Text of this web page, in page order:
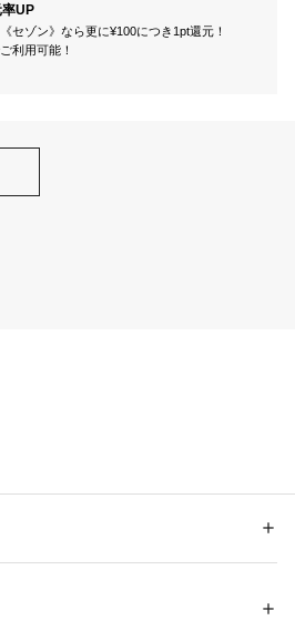
UP
セゾン》なら更に¥100につき1pt還元！
利用可能！
かり伸びて、ストレスフリーな着心
リエステル22%、(裏地)ポリエステル10